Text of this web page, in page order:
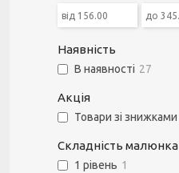
Наявність
В наявності 27
Акція
Товари зі знижками
Складність малюнка
1 рівень 1